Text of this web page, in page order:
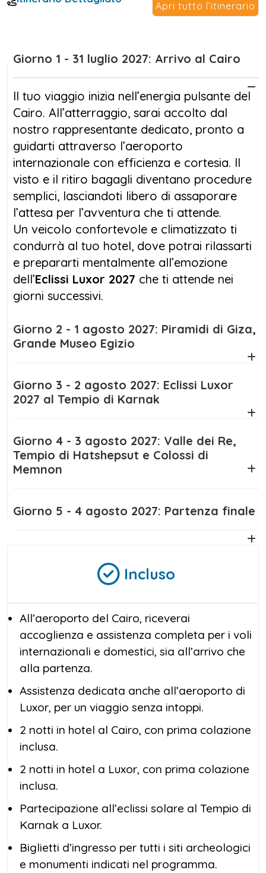
Il culmine del tour arriva a Luxor, dove
trasformerà il cielo in uno
tra le torri imponenti e le sale ipostile, la luna
coprirà il sole per sei minuti e ventitré
luce dorata e viola, con le stelle che si
affacciano tra il blu del giorno. Un momento
che rimarrà scolpito nella memoria,
emozionante e irripetibile.
Durante il soggiorno a Luxor, visiterai anche
il Tempio di Luxor, la Valle dei Re, il Tempio di
Hatshepsut e i Colossi di Memnon, mentre
navigherai sul Nilo a bordo della tua
Dahabeya di lusso. L’Eclissi Luxor 2027sarà
l’evento centrale di questo viaggio esclusivo,
regalando emozioni cosmiche e un legame
profondo con la storia e la natura.
Preparati a vivere la magia dell’Egitto e a
raccontare l’incredibile esperienza dell’
Apri tutto l’itinerario
Giorno 1 - 31 luglio 2027: Arrivo al Cairo
Il tuo viaggio inizia nell’energia pulsante del
Cairo. All’atterraggio, sarai accolto dal
nostro rappresentante dedicato, pronto a
guidarti attraverso l’aeroporto
internazionale con efficienza e cortesia. Il
visto e il ritiro bagagli diventano procedure
semplici, lasciandoti libero di assaporare
l’attesa per l’avventura che ti attende.
Un veicolo confortevole e climatizzato ti
condurrà al tuo hotel, dove potrai rilassarti
e prepararti mentalmente all’emozione
dell’Eclissi Luxor 2027 che ti attende nei
giorni successivi.
Giorno 2 - 1 agosto 2027: Piramidi di Giza,
Grande Museo Egizio
Giorno 3 - 2 agosto 2027: Eclissi Luxor
2027 al Tempio di Karnak
Giorno 4 - 3 agosto 2027: Valle dei Re,
Tempio di Hatshepsut e Colossi di
Memnon
Giorno 5 - 4 agosto 2027: Partenza finale
Incluso
All’aeroporto del Cairo, riceverai
accoglienza e assistenza completa per i voli
internazionali e domestici, sia all’arrivo che
alla partenza.
Assistenza dedicata anche all’aeroporto di
Luxor, per un viaggio senza intoppi.
2 notti in hotel al Cairo, con prima colazione
inclusa.
2 notti in hotel a Luxor, con prima colazione
inclusa.
Partecipazione all’eclissi solare al Tempio di
Karnak a Luxor.
Biglietti d’ingresso per tutti i siti archeologici
e monumenti indicati nel programma.